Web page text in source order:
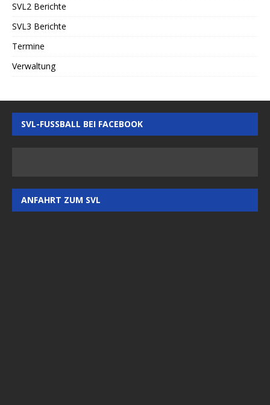
SVL2 Berichte
SVL3 Berichte
Termine
Verwaltung
SVL-FUSSBALL BEI FACEBOOK
ANFAHRT ZUM SVL